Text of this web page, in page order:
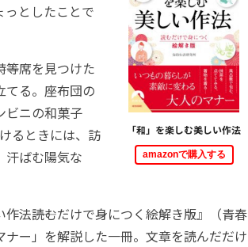
「和」を楽しむ美しい作法
amazonで購入する
っとしたことで
席を見つけた
てる。座布団の
ビニの和菓子
るときには、訪
汗ばむ陽気な
法――読むだけで身につく絵解き版』（青春
ー」を解説した一冊。文章を読んだだけ